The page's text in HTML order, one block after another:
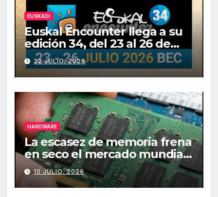
EUSKADI
Euskal Encounter llega a su
edición 34, del 23 al 26 de
julio
22 JULIO, 2026
HARDWARE
La escasez de memoria frena
en seco el mercado mundial
de PCs
10 JULIO, 2026